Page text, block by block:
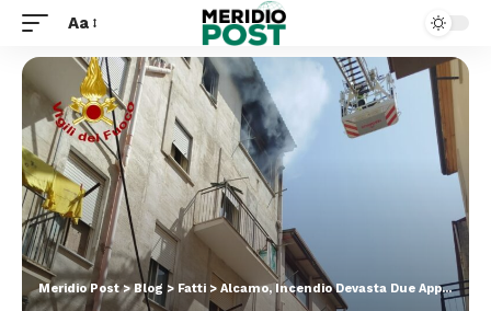
Aa
Meridio Post>Blog > Fatti > Alcamo, Incendio Devasta Due Appartamenti in Via Puccini: 8 Persone Evacuate